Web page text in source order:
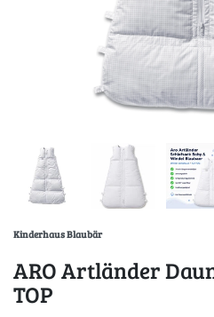
Kinderhaus Blaubär
ARO Artländer
TOP